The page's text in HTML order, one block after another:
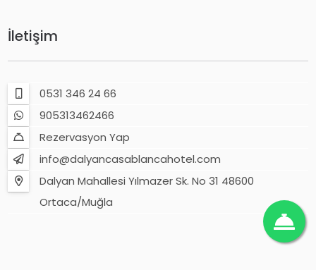
İletişim
0531 346 24 66
905313462466
Rezervasyon Yap
info@dalyancasablancahotel.com
Dalyan Mahallesi Yılmazer Sk. No 31 48600
Ortaca/Muğla